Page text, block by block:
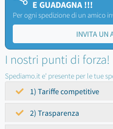
E GUADAGNA !!!
Per ogni spedizione di un amico
INVITA UN
I nostri punti di forza!
Spediamo.it e' presente per le tue
1) Tariffe competitive
2) Trasparenza